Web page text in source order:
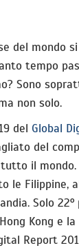
del mondo
tempo
Sono
non solo.
del Global
del
il mondo.
le Filippine,
Solo
Kong e
Report